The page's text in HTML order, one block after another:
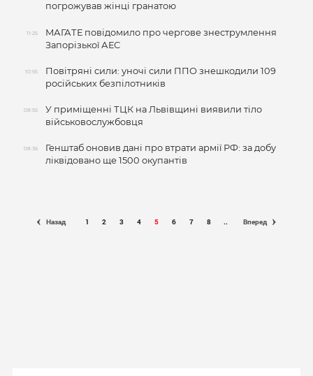
погрожував жінці гранатою
11:25
МАГАТЕ повідомило про чергове знеструмлення
Запорізької АЕС
10:55
Повітряні сили: уночі сили ППО знешкодили 109
російських безпілотників
08:55
У приміщенні ТЦК на Львівщині виявили тіло
військовослужбовця
08:36
Генштаб оновив дані про втрати армії РФ: за добу
ліквідовано ще 1500 окупантів
Назад 1 2 3 4 5 6 7 8 .. Вперед